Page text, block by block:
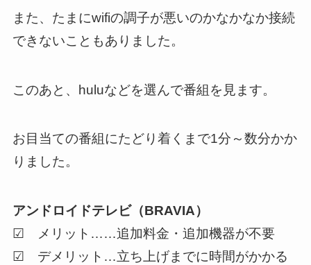
また、たまにwifiの調子が悪いのかなかなか接続
できないこともありました。
このあと、huluなどを選んで番組を見ます。
お目当ての番組にたどり着くまで1分～数分かか
りました。
アンドロイドテレビ（BRAVIA）
☑ メリット……追加料金・追加機器が不要
☑ デメリット…立ち上げまでに時間がかかる